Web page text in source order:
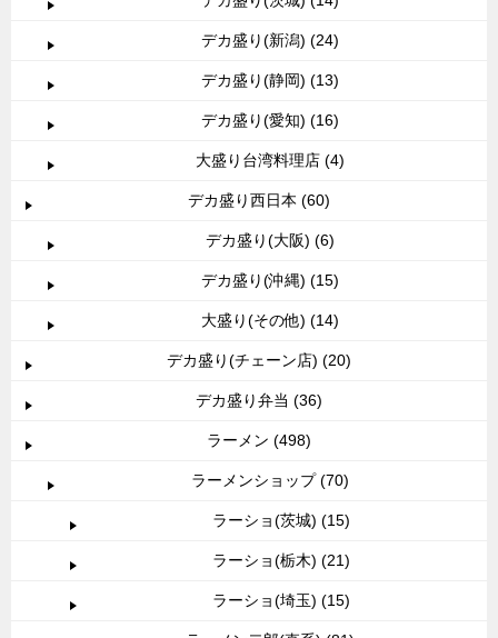
デカ盛り(新潟) (24)
デカ盛り(静岡) (13)
デカ盛り(愛知) (16)
大盛り台湾料理店 (4)
デカ盛り西日本 (60)
デカ盛り(大阪) (6)
デカ盛り(沖縄) (15)
大盛り(その他) (14)
デカ盛り(チェーン店) (20)
デカ盛り弁当 (36)
ラーメン (498)
ラーメンショップ (70)
ラーショ(茨城) (15)
ラーショ(栃木) (21)
ラーショ(埼玉) (15)